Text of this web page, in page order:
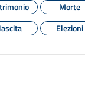
Morte
Elezioni